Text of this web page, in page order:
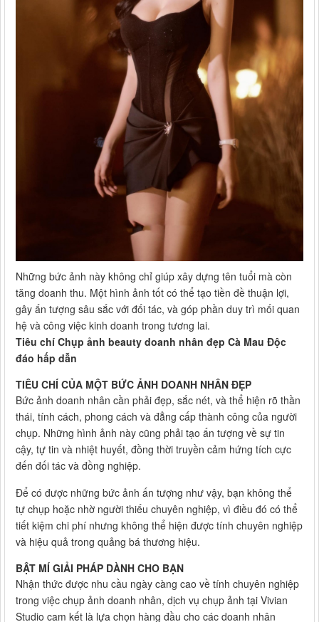
Những bức ảnh này không chỉ giúp xây dựng tên tuổi mà còn
tăng doanh thu. Một hình ảnh tốt có thể tạo tiền đề thuận lợi,
gây ấn tượng sâu sắc với đối tác, và góp phần duy trì mối quan
hệ và công việc kinh doanh trong tương lai.
Tiêu chí Chụp ảnh beauty doanh nhân đẹp Cà Mau Độc
đáo hấp dẫn
TIÊU CHÍ CỦA MỘT BỨC ẢNH DOANH NHÂN ĐẸP
Bức ảnh doanh nhân cần phải đẹp, sắc nét, và thể hiện rõ thần
thái, tính cách, phong cách và đẳng cấp thành công của người
chụp. Những hình ảnh này cũng phải tạo ấn tượng về sự tin
cậy, tự tin và nhiệt huyết, đồng thời truyền cảm hứng tích cực
đến đối tác và đồng nghiệp.
Để có được những bức ảnh ấn tượng như vậy, bạn không thể
tự chụp hoặc nhờ người thiếu chuyên nghiệp, vì điều đó có thể
tiết kiệm chi phí nhưng không thể hiện được tính chuyên nghiệp
và hiệu quả trong quảng bá thương hiệu.
BẬT MÍ GIẢI PHÁP DÀNH CHO BẠN
Nhận thức được nhu cầu ngày càng cao về tính chuyên nghiệp
trong việc chụp ảnh doanh nhân, dịch vụ chụp ảnh tại Vivian
Studio cam kết là lựa chọn hàng đầu cho các doanh nhân